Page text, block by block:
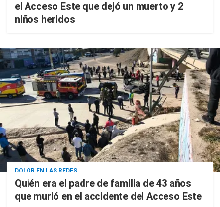
el Acceso Este que dejó un muerto y 2
niños heridos
DOLOR EN LAS REDES
Quién era el padre de familia de 43 años
que murió en el accidente del Acceso Este